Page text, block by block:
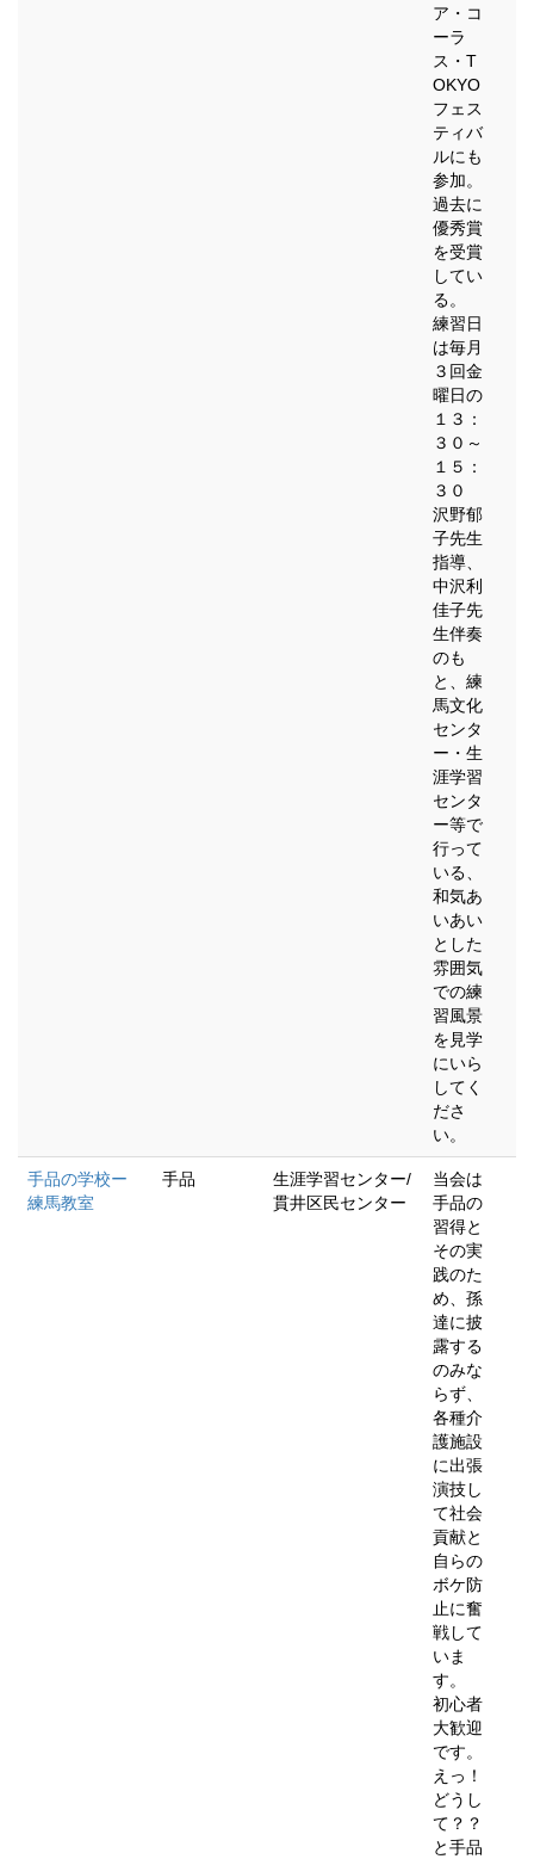
ア・コ
ーラ
ス・T
OKYO
フェス
ティバ
ルにも
参加。
過去に
優秀賞
を受賞
してい
る。
練習日
は毎月
３回金
曜日の
１３：
３０～
１５：
３０
沢野郁
子先生
指導、
中沢利
佳子先
生伴奏
のも
と、練
馬文化
センタ
ー・生
涯学習
センタ
ー等で
行って
いる、
和気あ
いあい
とした
雰囲気
での練
習風景
を見学
にいら
してく
ださ
い。
手品の学校ー
練馬教室
手品
生涯学習センター/
貫井区民センター
当会は
手品の
習得と
その実
践のた
め、孫
達に披
露する
のみな
らず、
各種介
護施設
に出張
演技し
て社会
貢献と
自らの
ボケ防
止に奮
戦して
いま
す。
初心者
大歓迎
です。
えっ！
どうし
て？？
と手品